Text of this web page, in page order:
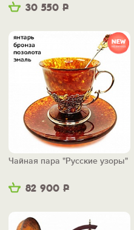
30 550 Р
82 900 Р
Чайная пара "Русские узоры"